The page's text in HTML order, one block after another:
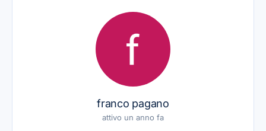
franco pagano
attivo un anno fa